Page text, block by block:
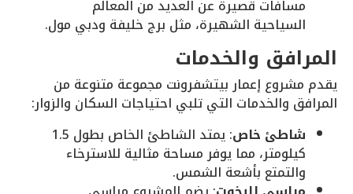
مسافات قصيرة عن العديد من المعالم
السياحية الشهيرة، مثل برج خليفة ودبي مول.
المرافق والخدمات
يقدم مشروع إعمار بيتشفرونت مجموعة متنوعة من
المرافق والخدمات التي تلبي احتياجات السكان والزوار:
شاطئ خاص
: يمتد الشاطئ الخاص بطول 1.5
كيلومتر، مما يوفر مساحة مثالية للاسترخاء
والتمتع بأشعة الشمس.